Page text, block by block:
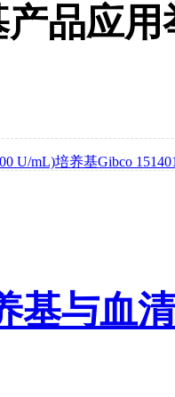
品应用
U/mL)培养基Gibco
基与血清